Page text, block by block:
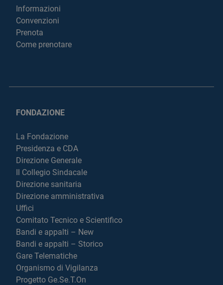
Informazioni
Convenzioni
Prenota
Come prenotare
FONDAZIONE
La Fondazione
Presidenza e CDA
Direzione Generale
Il Collegio Sindacale
Direzione sanitaria
Direzione amministrativa
Uffici
Comitato Tecnico e Scientifico
Bandi e appalti – New
Bandi e appalti – Storico
Gare Telematiche
Organismo di Vigilanza
Progetto Ge.Se.T.On